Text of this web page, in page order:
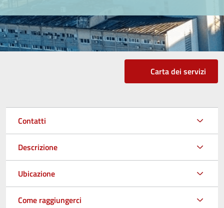
Carta dei servizi
Contatti
Descrizione
Ubicazione
Come raggiungerci